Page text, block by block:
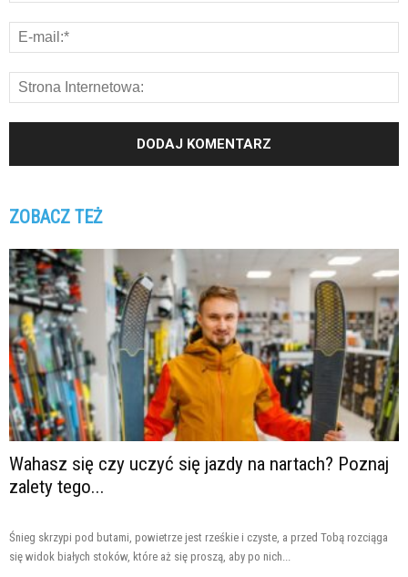
ZOBACZ TEŻ
Wahasz się czy uczyć się jazdy na nartach? Poznaj
zalety tego...
Śnieg skrzypi pod butami, powietrze jest rześkie i czyste, a przed Tobą rozciąga
się widok białych stoków, które aż się proszą, aby po nich...